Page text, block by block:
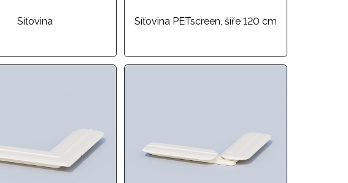
Síťovina Síťovina PETscreen, šíře 120 cm